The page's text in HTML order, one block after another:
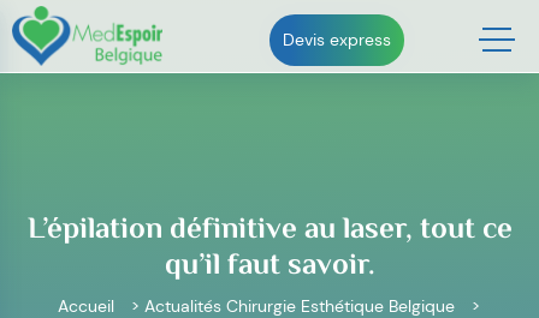
Skip
to
content
Devis express
L’épilation définitive au laser, tout ce
qu’il faut savoir.
Accueil >Actualités Chirurgie Esthétique Belgique
>